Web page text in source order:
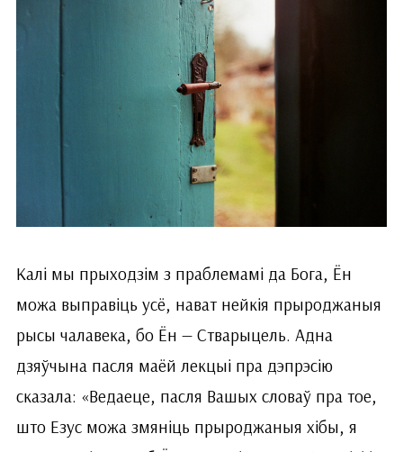
Калі мы прыходзім з праблемамі да Бога, Ён
можа выправіць усё, нават нейкія прыроджаныя
рысы чалавека, бо Ён — Стварыцель. Адна
дзяўчына пасля маёй лекцыі пра дэпрэсію
сказала: «Ведаеце, пасля Вашых словаў пра тое,
што Езус можа змя­ніць прыроджаныя хібы, я